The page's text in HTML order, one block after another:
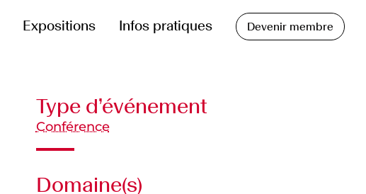
Expositions Infos pratiques Devenir membre
Type d’événement
Conférence
Domaine(s)